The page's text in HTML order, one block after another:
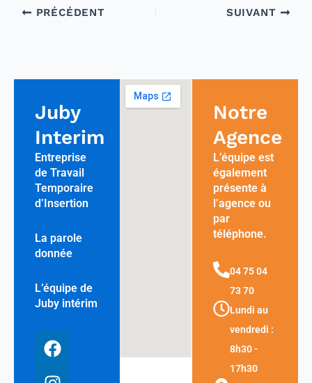
PRÉCÉDENT SUIVANT
Juby
Interim
Entreprise
de Travail
Temporaire
d’Insertion
La parole
donnée
L’équipe de
Juby intérim
F
a
c
I
n
s
Notre
Agence
L’équipe est
également
présente à
l’agence ou
par
téléphone.
04 75 04
73 70
Lundi au
vendredi :
8h30 -
17h30